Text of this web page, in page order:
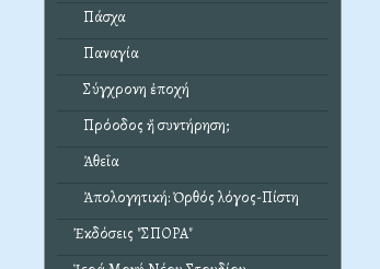
Πάσχα
Παναγία
Σύγχρονη ἐποχή
Πρόοδος ἤ συντήρηση;
Ἀθεΐα
Ἀπολογητική: Ὀρθός λόγος-Πίστη
Ἐκδόσεις "ΣΠΟΡΑ"